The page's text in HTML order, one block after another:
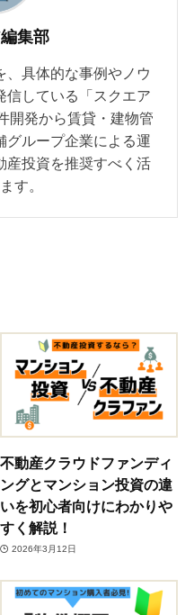
集部
、具体的な事例やノウ
信している「スクエア
開発から賃貸・建物管
グループ企業による運
産投資を推奨すべく活
す。
不動産クラウドファンディ
ングとマンション投資の違
いを初心者向けにわかりや
すく解説！
2026年3月12日